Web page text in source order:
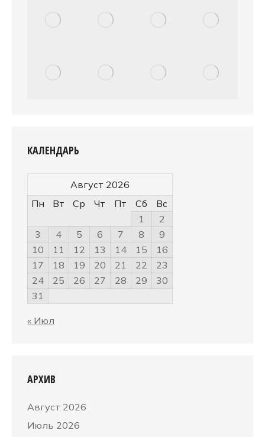
КАЛЕНДАРЬ
Август 2026
Пн
Вт Ср Чт Пт Сб
Вс
1
2
3
4 5 6 7 8
9
10
11 12 13 14 15
16
17
18 19 20 21 22
23
24
25 26 27 28 29
30
31
« Июл
АРХИВ
Август 2026
Июль 2026